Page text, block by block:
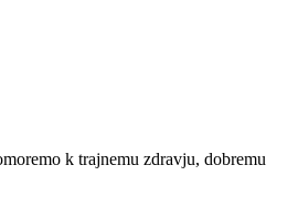
k trajnemu zdravju, dobremu